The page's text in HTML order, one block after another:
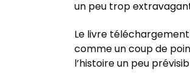
un peu trop
Le livre
comme un coup de
l’histoire un peu